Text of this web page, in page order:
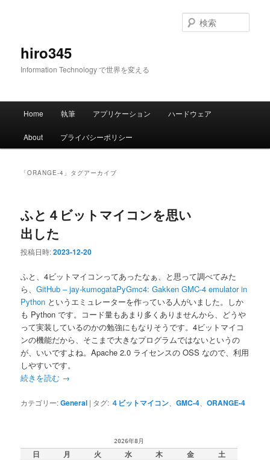
hiro345
Information Technology で世界を変える
索
メ
Home 執筆 アプリケーション ハードウェア
About プライバシーポリシー
「ORANGE-4 」タグアーカイブ
ふと４ビットマイコンを思い
出した
投稿日時:2023-12-20
ふと、4ビットマイコンってあったなぁ、と思って調べてみた
ら、GitHub – jay-kumogataPyGmc4: Gakken GMC-4 emulator in
Python というエミュレーターを作っている人がいました。しか
も Python です。コード量もあまり多くありませんから、どうや
って実装しているのかの勉強にもなりそうです。4ビットマイコ
ンの機能だから、そこまで大きなプログラムではないというの
が、いいですよね。Apache 2.0 ライセンスの OSS なので、利用
しやすいです。
続きを読む →
カテゴリー:General | タグ: ４ビットマイコン 、GMC-4 、ORANGE-4
2026年8月
日 月 火 水 木 金 土